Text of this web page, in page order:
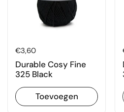
Prijs:
€3,60
Durable Cosy Fine
325 Black
Toevoegen